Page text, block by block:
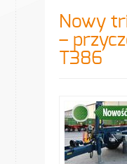
Nowy
–
T386